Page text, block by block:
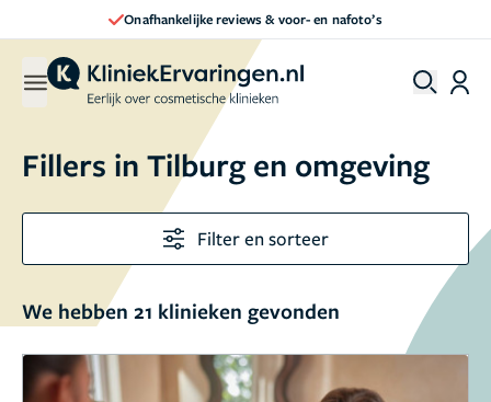
Direct een afspraak maken
Fillers in Tilburg en omgeving
Filter en sorteer
We hebben 21 klinieken gevonden